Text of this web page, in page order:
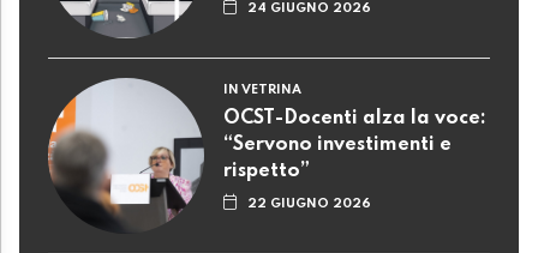
24 GIUGNO 2026
IN VETRINA
OCST-Docenti alza la voce:
“Servono investimenti e
rispetto”
22 GIUGNO 2026